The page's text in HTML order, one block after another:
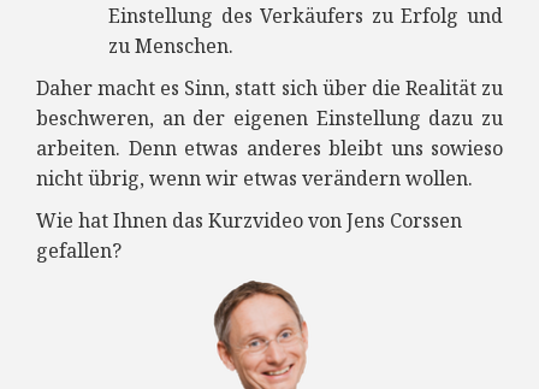
Einstellung des Verkäufers zu Erfolg und
zu Menschen.
Daher macht es Sinn, statt sich über die Realität zu
beschweren, an der eigenen Einstellung dazu zu
arbeiten. Denn etwas anderes bleibt uns sowieso
nicht übrig, wenn wir etwas verändern wollen.
Wie hat Ihnen das Kurzvideo von Jens Corssen
gefallen?